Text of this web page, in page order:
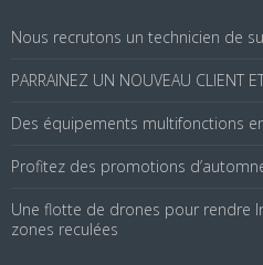
Nous recrutons un technicien de
PARRAINEZ UN NOUVEAU CLIENT
Des équipements multifonctions
Profitez des promotions
Une flotte de drones pour rendre
zones reculées